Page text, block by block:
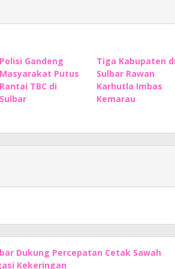
Polisi Gandeng
Masyarakat Putus
Rantai TBC di
Sulbar
Tiga Kabupaten
Sulbar Rawan
Karhutla Imbas
Kemarau
Dukung Percepatan Cetak Sawah
Kekeringan